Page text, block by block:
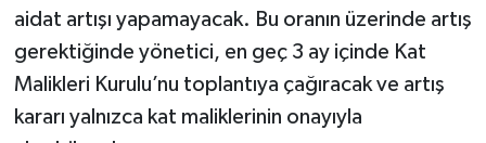
aidat artışı yapamayacak. Bu oranın üzerinde artış
gerektiğinde yönetici, en geç 3 ay içinde Kat
Malikleri Kurulu’nu toplantıya çağıracak ve artış
kararı yalnızca kat maliklerinin onayıyla